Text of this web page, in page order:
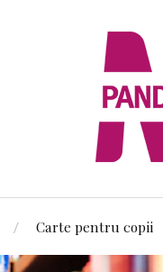
Carte pentru copii